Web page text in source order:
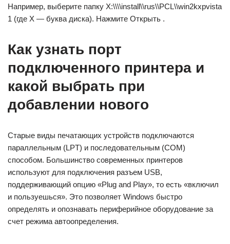
Например, выберите папку X:\\\\install\\rus\\PCL\\win2kxpvista
1 (где X — буква диска). Нажмите Открыть .
Как узнать порт
подключенного принтера и
какой выбрать при
добавлении нового
Старые виды печатающих устройств подключаются
параллельным (LPT) и последовательным (COM)
способом. Большинство современных принтеров
используют для подключения разъем USB,
поддерживающий опцию «Plug and Play», то есть «включил
и пользуешься». Это позволяет Windows быстро
определять и опознавать периферийное оборудование за
счет режима автоопределения.